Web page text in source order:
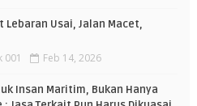
Lebaran Usai, Jalan Macet,
001 Feb 14, 2026
Insan Maritim, Bukan Hanya